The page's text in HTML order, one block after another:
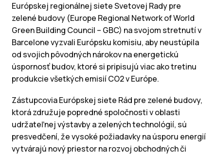
Európskej regionálnej siete Svetovej Rady pre
zelené budovy (Europe Regional Network of World
Green Building Council – GBC) na svojom stretnutí v
Barcelone vyzvali Európsku komisiu, aby neustúpila
od svojich pôvodných nárokov na energetickú
úspornosť budov, ktoré si pripisujú viac ako tretinu
produkcie všetkých emisií CO2 v Európe.
Zástupcovia Európskej siete Rád pre zelené budovy,
ktorá združuje popredné spoločnosti v oblasti
udržateľnej výstavby a zelených technológií, sú
presvedčení, že vysoké požiadavky na úsporu energií
vytvárajú nový priestor na rozvoj obchodných či